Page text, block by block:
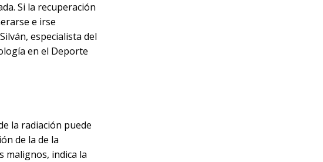
Si la recuperación
e irse
especialista del
en el Deporte
la radiación puede
de la de la
malignos, indica la